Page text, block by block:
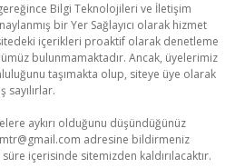
Bilgi Teknolojileri ve İletişim
bir Yer Sağlayıcı olarak hizmet
içerikleri proaktif olarak denetleme
bulunmamaktadır. Ancak, üyelerimiz
taşımakta olup, siteye üye olarak
aykırı olduğunu düşündüğünüz
adresine bildirmeniz
içerisinde sitemizden kaldırılacaktır.